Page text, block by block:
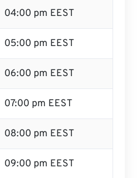
04:00 pm EEST
05:00 pm EEST
06:00 pm EEST
07:00 pm EEST
08:00 pm EEST
09:00 pm EEST